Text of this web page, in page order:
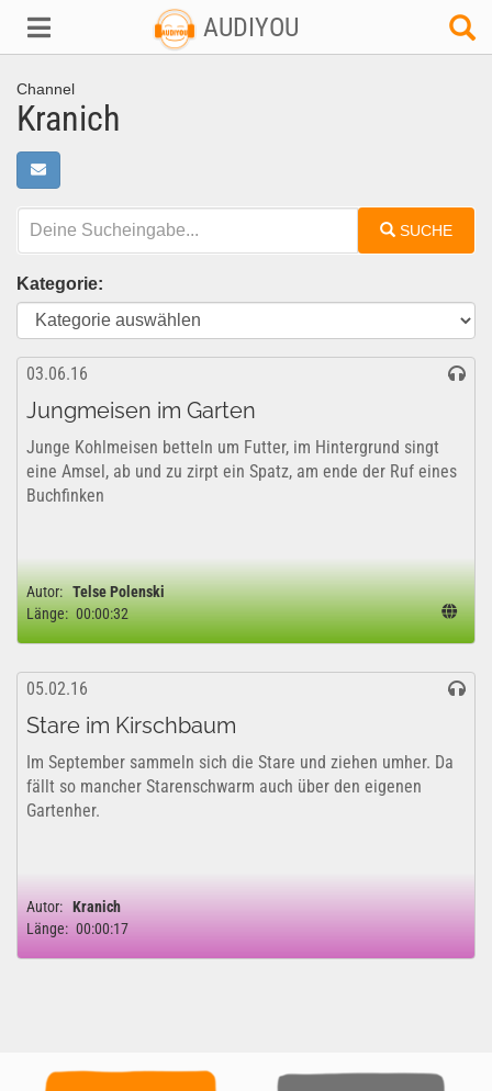
AUDIYOU
Channel
Kranich
SUCHE
Kategorie:
03.06.16
Jungmeisen im Garten
Junge Kohlmeisen betteln um Futter, im Hintergrund singt
eine Amsel, ab und zu zirpt ein Spatz, am ende der Ruf eines
Buchfinken
Autor: Telse Polenski
Länge: 00:00:32
05.02.16
Stare im Kirschbaum
Im September sammeln sich die Stare und ziehen umher. Da
fällt so mancher Starenschwarm auch über den eigenen
Gartenher.
Autor: Kranich
Länge: 00:00:17